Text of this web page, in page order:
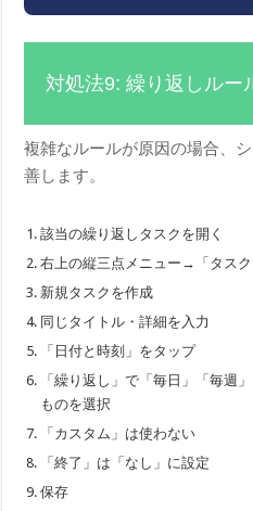
対処法9: 繰り返しルー
複雑なルールが原因の場合、
善します。
該当の繰り返しタスクを開く
右上の縦三点メニュー→「タスク
新規タスクを作成
同じタイトル・詳細を入力
「日付と時刻」をタップ
「繰り返し」で「毎日」「毎週
ものを選択
「カスタム」は使わない
「終了」は「なし」に設定
保存